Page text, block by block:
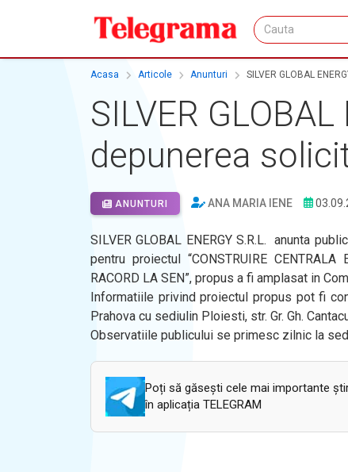
Acasa Articole Anunturi SILVER GLOBAL
SILVER
depunerea
ANUNTURI ANA MARIA IENE
SILVER GLOBAL ENERGY S.R.L. anunta
pentru proiectul “CONSTRUIRE CENTRALA
RACORD LA SEN”, propus a fi amplasat in
Informatiile privind proiectul propus pot fi
Prahova cu sediulin Ploiesti, str. Gr. Gh.
Observatiile publicului se primesc zilnic la
Poți să găsești cele mai importante
în aplicația TELEGRAM